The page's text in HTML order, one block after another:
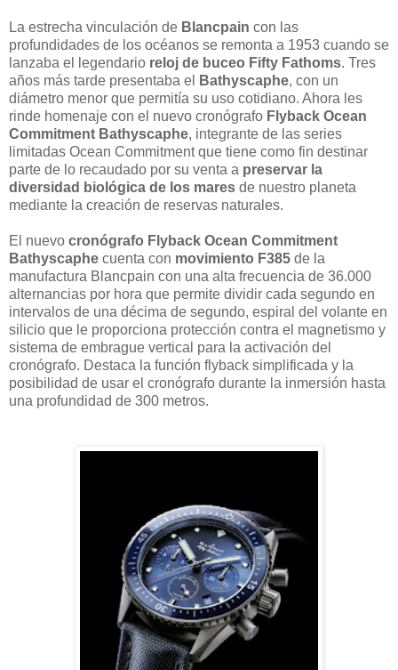
La estrecha vinculación de Blancpain con las
profundidades de los océanos se remonta a 1953 cuando se
lanzaba el legendario reloj de buceo Fifty Fathoms. Tres
años más tarde presentaba el
Bathyscaphe, con un
diámetro menor que permitía su uso cotidiano. Ahora les
rinde homenaje con el nuevo cronógrafo Flyback Ocean
Commitment Bathyscaphe, integrante de las series
limitadas Ocean Commitment que tiene como fin destinar
parte de lo recaudado por su venta a preservar la
diversidad biológica de los mares de nuestro planeta
mediante la creación de reservas naturales.
El nuevo cronógrafo Flyback Ocean Commitment
Bathyscaphe cuenta con movimiento F385 de la
manufactura Blancpain con una alta frecuencia de 36.000
alternancias por hora que permite dividir cada segundo en
intervalos de una décima de segundo, espiral del volante en
silicio que le proporciona protección contra el magnetismo y
sistema de embrague vertical para la activación del
cronógrafo. Destaca la función flyback simplificada y la
posibilidad de usar el cronógrafo durante la inmersión hasta
una profundidad de 300 metros.